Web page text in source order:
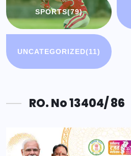
SPORTS(79)
UNCATEGORIZED(11)
RO. No 13404/ 86